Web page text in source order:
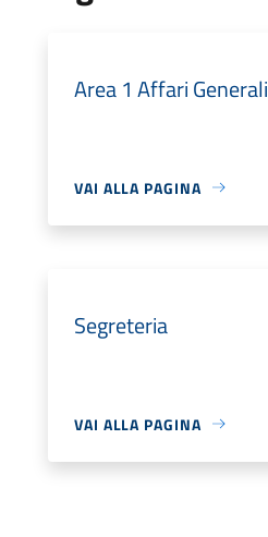
Area 1 Affari Generali
VAI ALLA PAGINA
Segreteria
VAI ALLA PAGINA